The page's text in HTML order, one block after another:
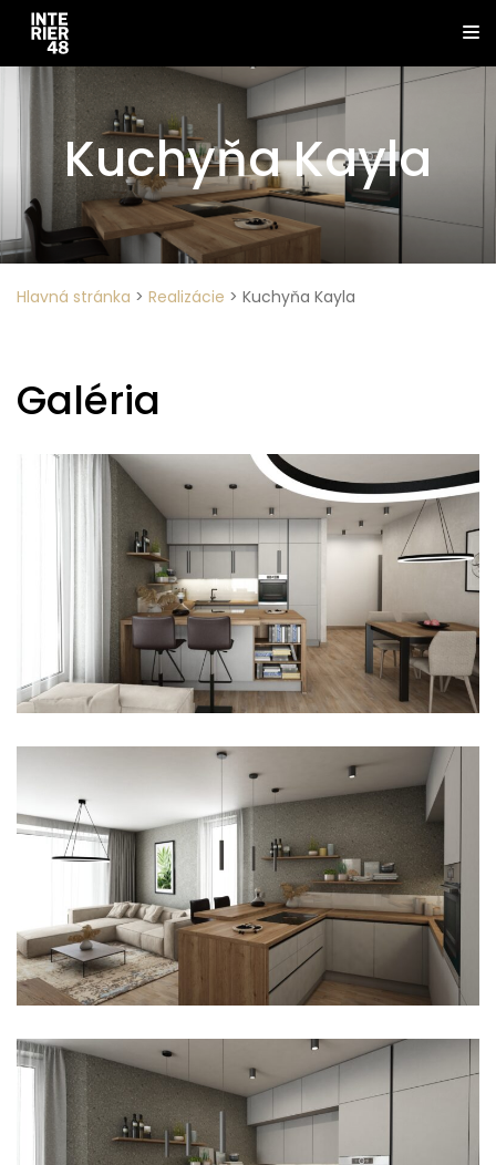
Kuchyňa Kayla
Hlavná stránka > Realizácie > Kuchyňa Kayla
Galéria